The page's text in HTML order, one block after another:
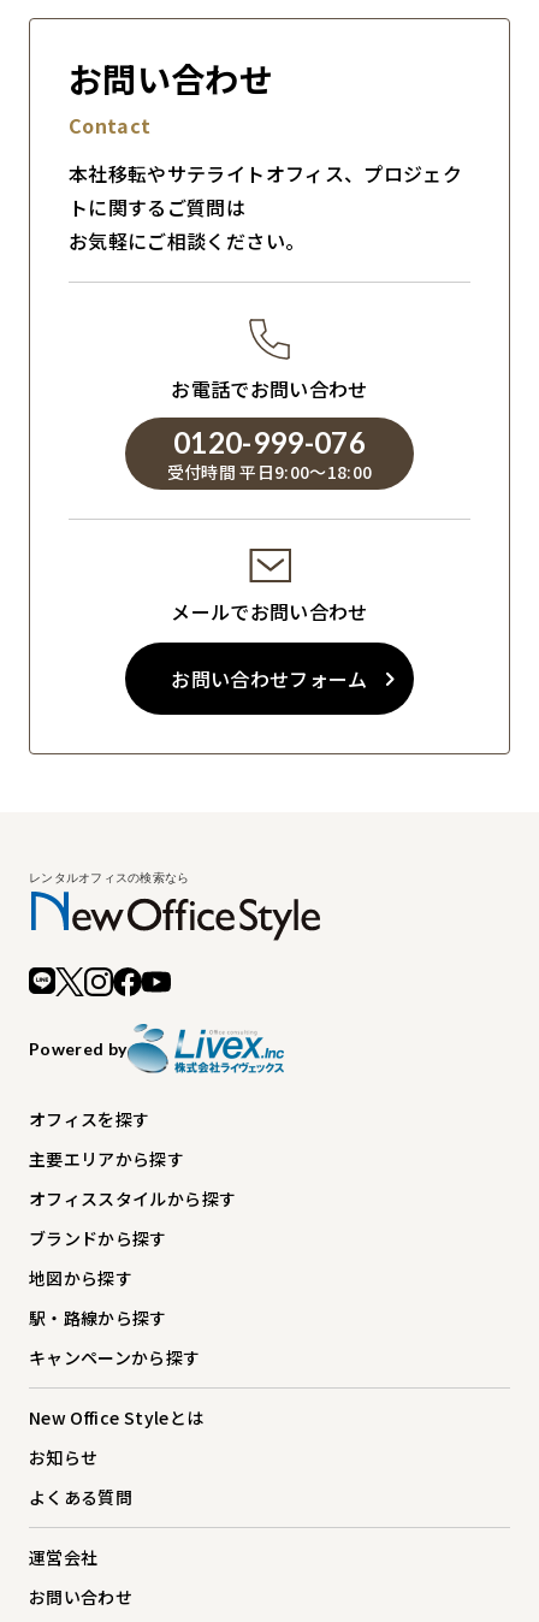
お問い合わせ
Contact
本社移転やサテライトオフィス、プロジェク
トに関するご質問は
お気軽にご相談ください。
お電話でお問い合わせ
0120-999-076
受付時間 平日9:00～18:00
メールでお問い合わせ
お問い合わせフォーム
Powered by
オフィスを探す
主要エリアから探す
オフィススタイルから探す
ブランドから探す
地図から探す
駅・路線から探す
キャンペーンから探す
New Office Styleとは
お知らせ
よくある質問
運営会社
お問い合わせ